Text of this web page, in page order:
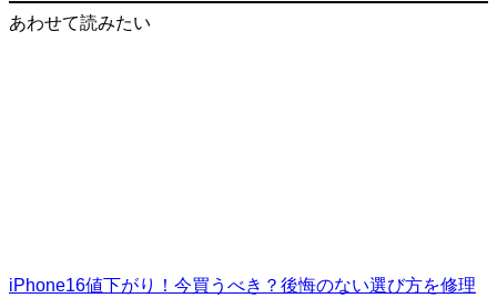
あわせて読みたい
iPhone16値下がり！今買うべき？後悔のない選び方を修理